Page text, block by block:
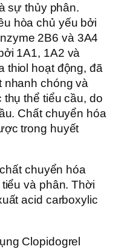
sự thủy phân.
hòa chủ yếu bởi
2B6 và 3A4
1A1, 1A2 và
thiol hoạt động, đã
nhanh chóng và
thể tiểu cầu, do
Chất chuyển hóa
trong huyết
chuyển hóa
và phân. Thời
acid carboxylic
Clopidogrel